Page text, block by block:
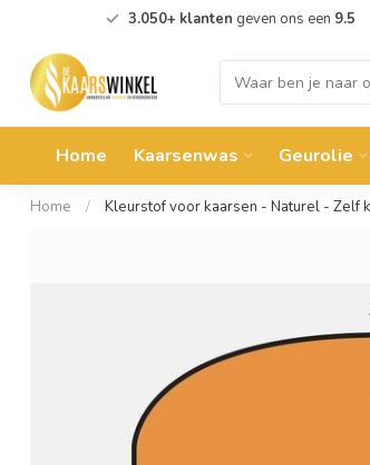
3.050+ klanten geven ons een 9.5
Home Kaarsenwas Geurolie
Home / Kleurstof voor kaarsen - Naturel - Zelf